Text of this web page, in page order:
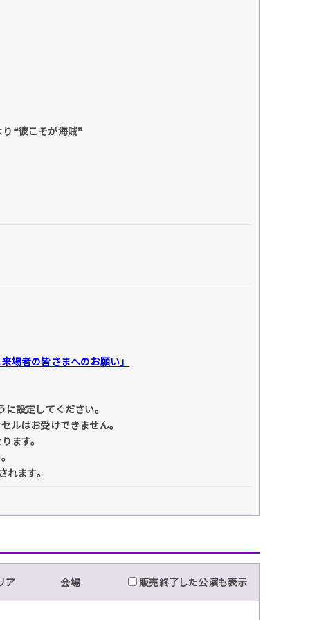
❝彼こそが海賊❞
場者の皆さまへのお願い」
設定してください。
ルはお受けできません。
ます。
ます。
ア 会場 販売終了した公演も表示